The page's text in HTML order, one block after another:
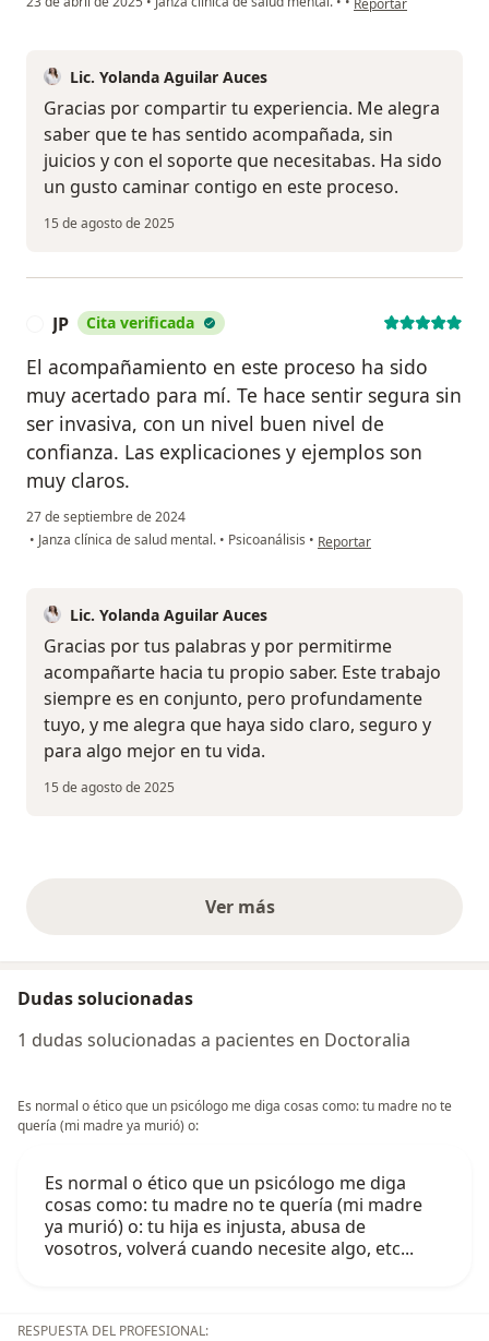
Reportar
Lic. Yolanda Aguilar Auces
Gracias por compartir tu experiencia. Me alegra
saber que te has sentido acompañada, sin
juicios y con el soporte que necesitabas. Ha sido
un gusto caminar contigo en este proceso.
15 de agosto de 2025
JP Cita verificada
El acompañamiento en este proceso ha sido
muy acertado para mí. Te hace sentir segura sin
ser invasiva, con un nivel buen nivel de
confianza. Las explicaciones y ejemplos son
muy claros.
27 de septiembre de 2024
• Janza clínica de salud mental. • Psicoanálisis • en opinión del usuario JP
Reportar
Lic. Yolanda Aguilar Auces
Gracias por tus palabras y por permitirme
acompañarte hacia tu propio saber. Este trabajo
siempre es en conjunto, pero profundamente
tuyo, y me alegra que haya sido claro, seguro y
para algo mejor en tu vida.
15 de agosto de 2025
Ver másopiniones anteriores
Dudas solucionadas
1 dudas solucionadas a pacientes en Doctoralia
Es normal o ético que un psicólogo me diga cosas como: tu madre no te
quería (mi madre ya murió) o:
Es normal o ético que un psicólogo me diga
cosas como: tu madre no te quería (mi madre
ya murió) o: tu hija es injusta, abusa de
vosotros, volverá cuando necesite algo, etc...
RESPUESTA DEL PROFESIONAL: